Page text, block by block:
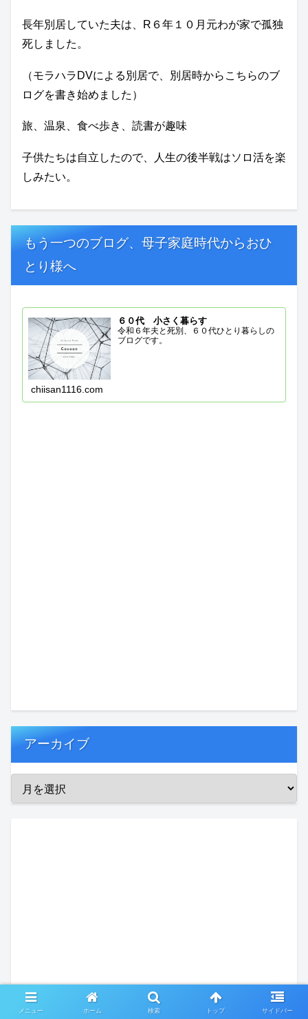
長年別居していた夫は、R６年１０月元わが家で孤独
死しました。
（モラハラDVによる別居で、別居時からこちらのブ
ログを書き始めました）
旅、温泉、食べ歩き、読書が趣味
子供たちは自立したので、人生の後半戦はソロ活を楽
しみたい。
もう一つのブログ、母子家庭時代からおひ
とり様へ
６０代 小さく暮らす
令和６年夫と死別、６０代ひとり暮らしの
ブログです。
chiisan1116.com
アーカイブ
メニュー ホーム 検索 トップ サイドバー